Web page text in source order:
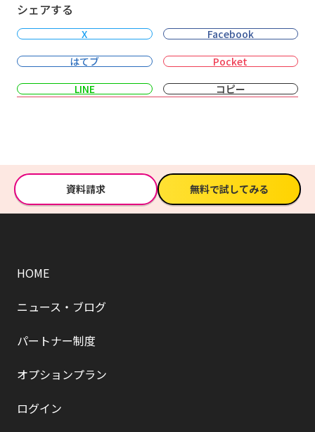
シェアする
X
Facebook
はてブ
Pocket
LINE
コピー
資料請求 無料で試してみる
HOME
ニュース・ブログ
パートナー制度
オプションプラン
ログイン